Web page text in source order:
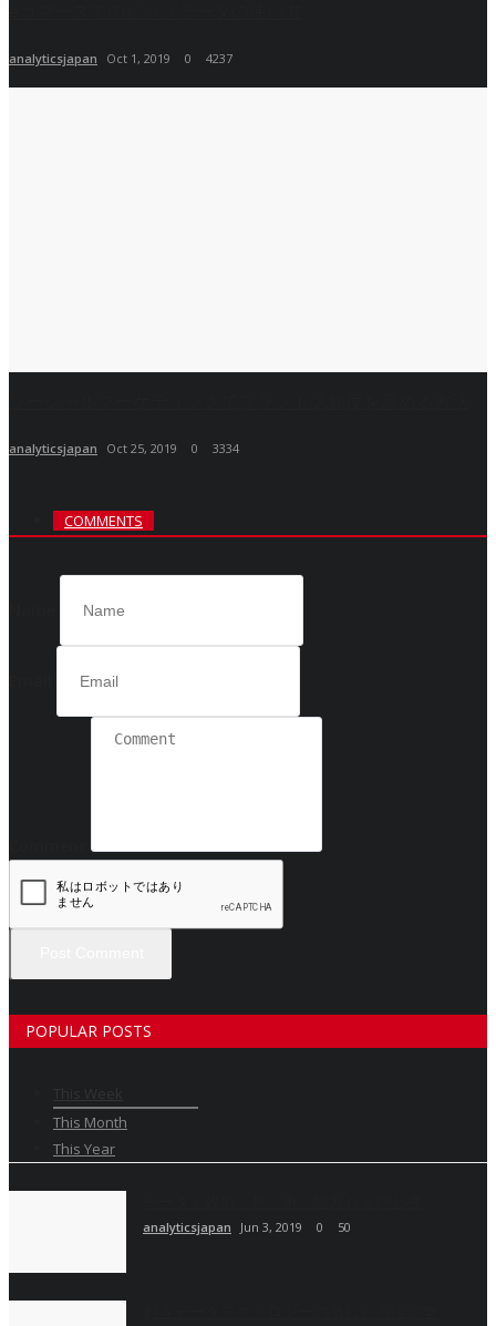
analyticsjapan Oct 1, 2019 0 4237
analyticsjapan Oct 25, 2019 0 3334
COMMENTS
POPULAR POSTS
This Month
This Year
analyticsjapan Jun 3, 2019 0 50